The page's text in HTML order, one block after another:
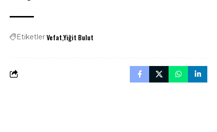
EtiketlerVefatYiğit Bulut